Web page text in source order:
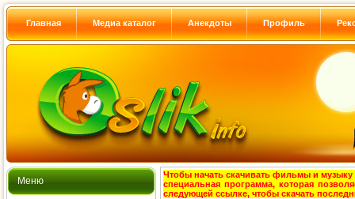
Главная Медиа каталог Анекдоты Профиль
Меню
Чтобы начать скачивать фильмы и музыку
специальная программа, которая
следующей ссылке, чтобы скачать